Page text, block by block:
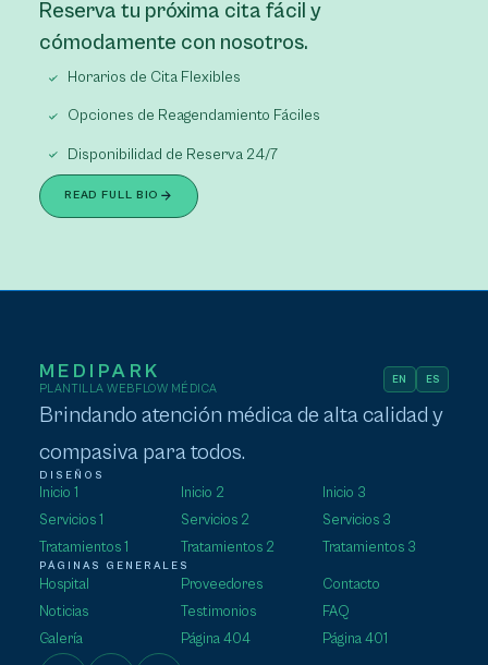
Reserva tu próxima cita fácil y
cómodamente con nosotros.
Horarios de Cita Flexibles
Opciones de Reagendamiento Fáciles
Disponibilidad de Reserva 24/7
READ FULL BIO
MEDIPARK
PLANTILLA WEBFLOW MÉDICA
EN ES
Brindando atención médica de alta calidad y
compasiva para todos.
DISEÑOS
Inicio 1 Inicio 2
Inicio 3
Servicios 1
Servicios 2
Servicios 3
Tratamientos 1
Tratamientos 2 Tratamientos 3
PÁGINAS GENERALES
Hospital Proveedores
Contacto
Noticias
Testimonios
FAQ
Galería
Página 404 Página 401